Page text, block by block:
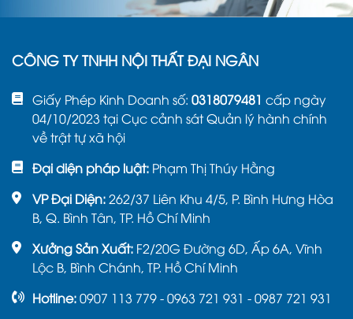
CÔNG TY TNHH NỘI THẤT ĐẠI NGÂN
Giấy Phép Kinh Doanh số: 0318079481 cấp ngày
04/10/2023 tại Cục cảnh sát Quản lý hành chính
về trật tự xã hội
Đại diện pháp luật: Phạm Thị Thúy Hằng
VP Đại Diện:262/37 Liên Khu 4/5, P. Bình Hưng Hòa
B, Q. Bình Tân, TP. Hồ Chí Minh
Xưởng Sản Xuất: F2/20G Đường 6D, Ấp 6A, Vĩnh
Lộc B, Bình Chánh, TP. Hồ Chí Minh
Hotline:0907 113 779 - 0963 721 931 - 0987 721 931